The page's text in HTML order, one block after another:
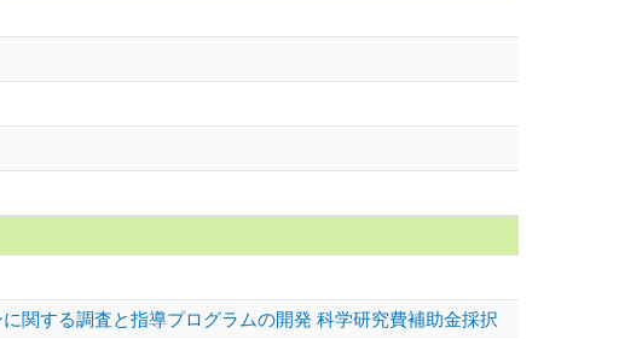
関する調査と指導プログラムの開発 科学研究費補助金採択